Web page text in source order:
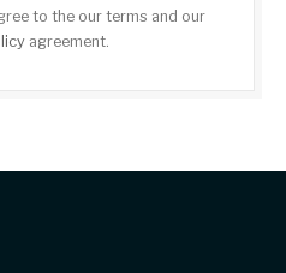
to the our terms and our
agreement.